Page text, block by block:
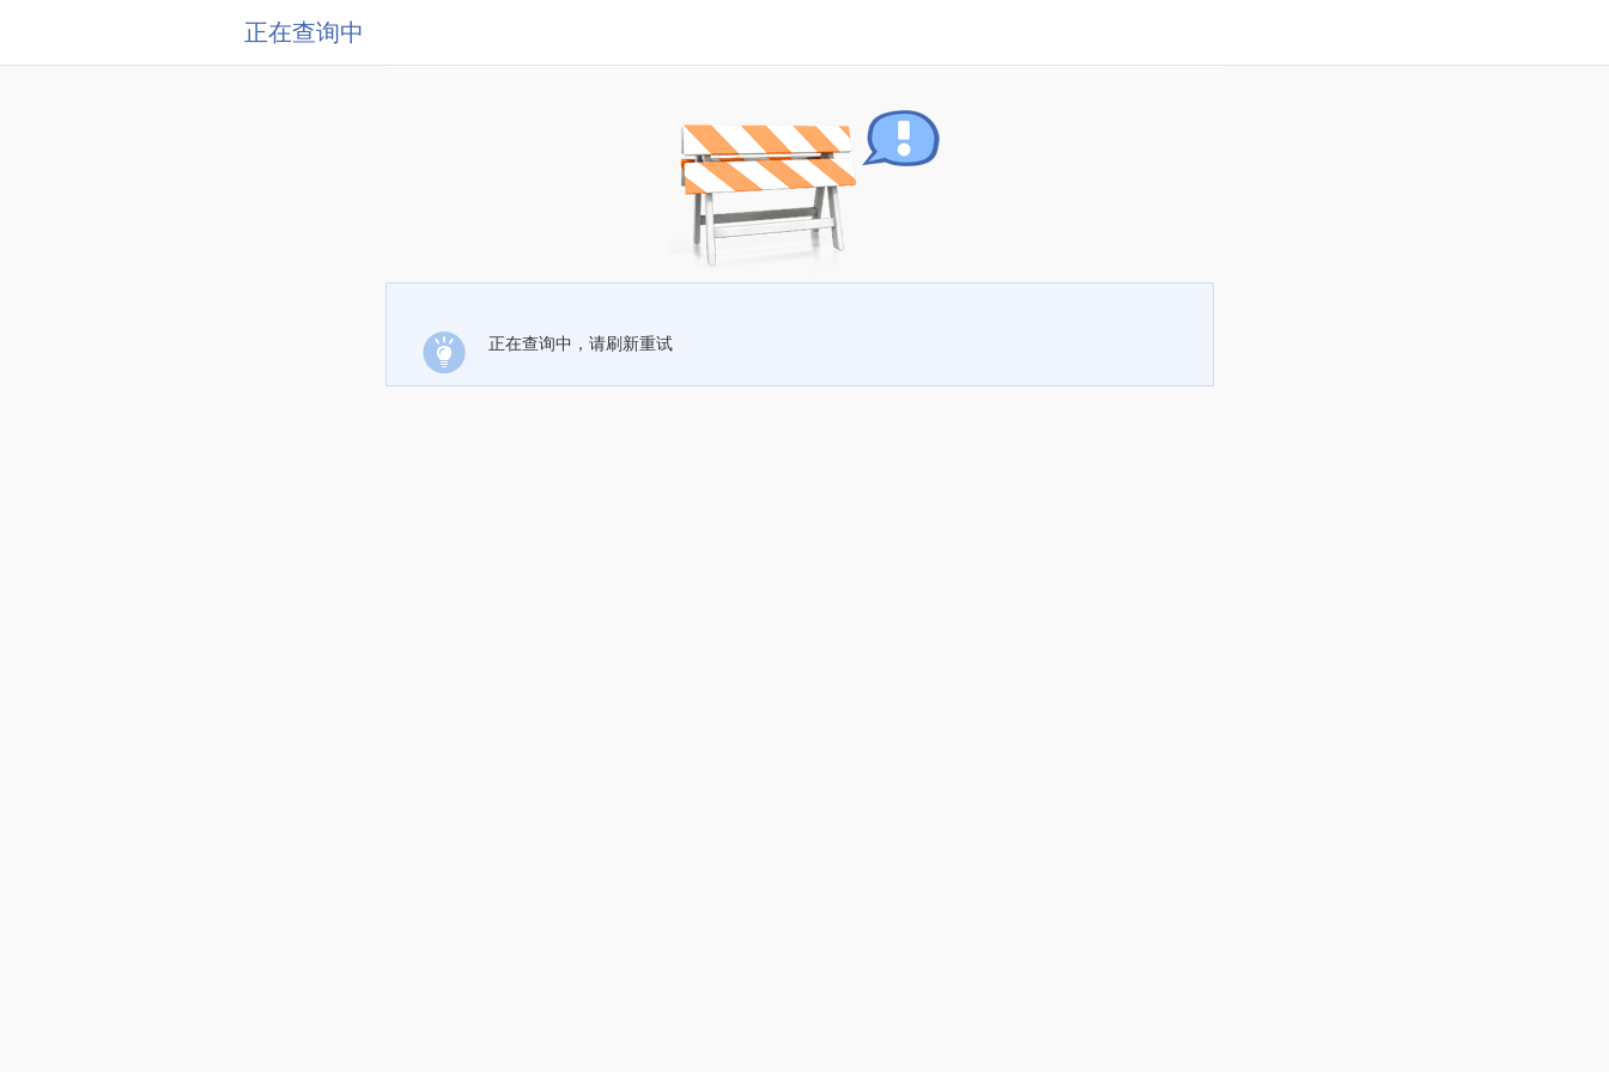
正在查询中
正在查询中，请刷新重试